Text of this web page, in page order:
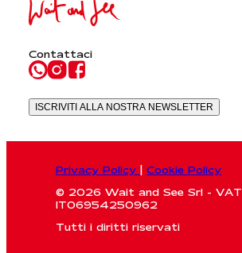
Contattaci
ISCRIVITI ALLA NOSTRA NEWSLETTER
Privacy Policy
Cookie Policy
© 2026 Wait and See Srl - VAT
IT06954250962
Tutti i diritti riservati